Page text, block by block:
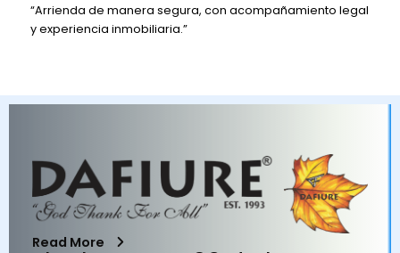
“Arrienda de manera segura, con acompañamiento legal
y experiencia inmobiliaria.”
Read More